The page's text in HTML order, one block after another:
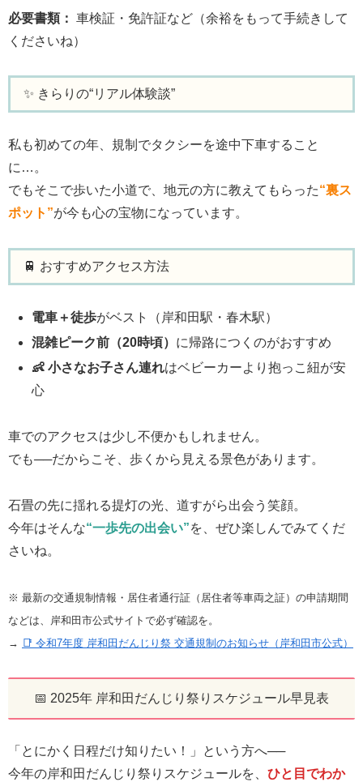
必要書類： 車検証・免許証など（余裕をもって手続きして
くださいね）
✨ きらりの“リアル体験談”
私も初めての年、規制でタクシーを途中下車すること
に…。
でもそこで歩いた小道で、地元の方に教えてもらった“裏ス
ポット”が今も心の宝物になっています。
🚆 おすすめアクセス方法
電車＋徒歩がベスト（岸和田駅・春木駅）
混雑ピーク前（20時頃） に帰路につくのがおすすめ
👶 小さなお子さん連れはベビーカーより抱っこ紐が安
心
車でのアクセスは少し不便かもしれません。
でも──だからこそ、歩くから見える景色があります。
石畳の先に揺れる提灯の光、道すがら出会う笑顔。
今年はそんな“一歩先の出会い”を、ぜひ楽しんでみてくだ
さいね。
※ 最新の交通規制情報・居住者通行証（居住者等車両之証）の申請期間
などは、岸和田市公式サイトで必ず確認を。
→ 📑 令和7年度 岸和田だんじり祭 交通規制のお知らせ（岸和田市公式）
📅 2025年 岸和田だんじり祭りスケジュール早見表
「とにかく日程だけ知りたい！」という方へ──
今年の岸和田だんじり祭りスケジュールを、 ひと目でわか